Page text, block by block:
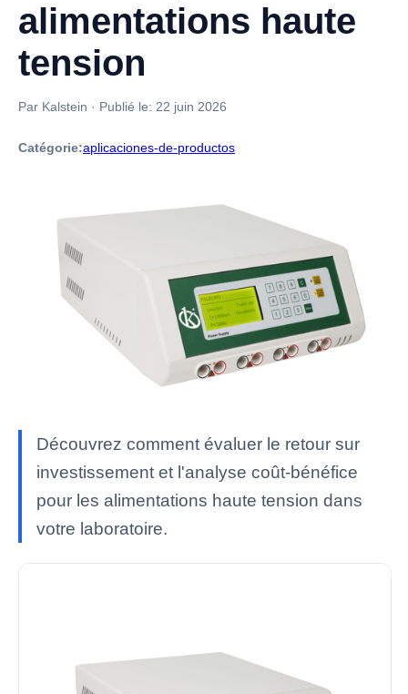
alimentations haute
tension
Par Kalstein · Publié le: 22 juin 2026
Catégorie:aplicaciones-de-productos
Découvrez comment évaluer le retour sur
investissement et l'analyse coût-bénéfice
pour les alimentations haute tension dans
votre laboratoire.